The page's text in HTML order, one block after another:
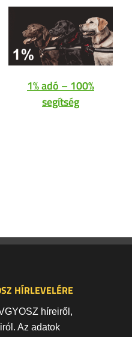
1% adó – 100%
segítség
HÍRLEVELÉRE
híreiről,
Az adatok